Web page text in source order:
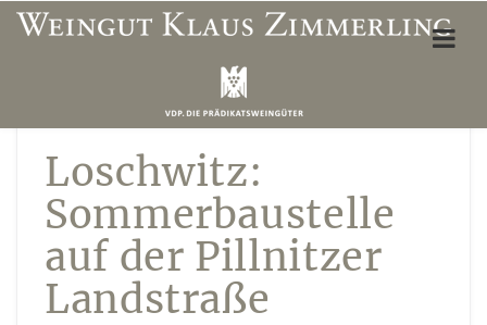
Weinbergslagen
Unser Team
Öffnungszeiten Vinothek
Wegbeschreibung
Loschwitz:
Sommerbaustelle
auf der Pillnitzer
Landstraße